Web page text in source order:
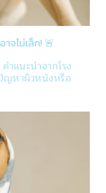
จไม่เล็ก! 🚨
ำแนะนำจากโรง
หาผิวหนังหรือ